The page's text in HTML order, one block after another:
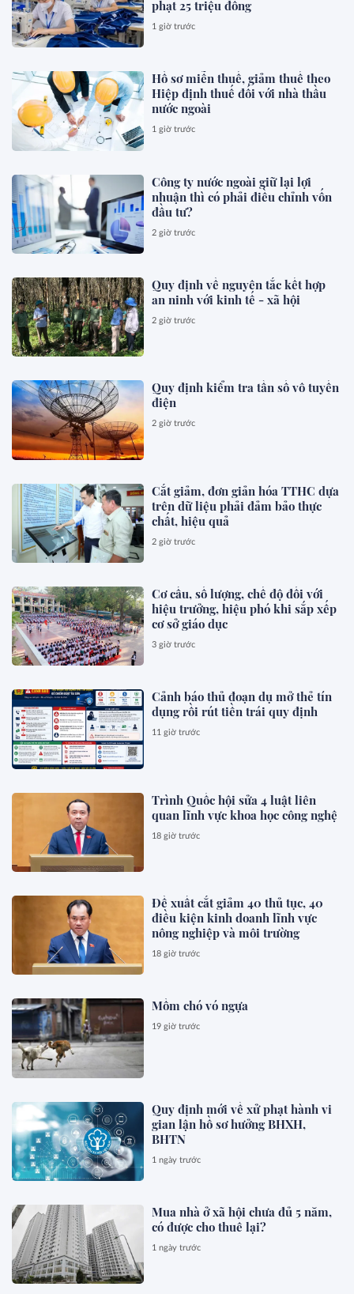
phạt 25 triệu đồng
1 giờ trước
Hồ sơ miễn thuế, giảm thuế theo
Hiệp định thuế đối với nhà thầu
nước ngoài
1 giờ trước
Công ty nước ngoài giữ lại lợi
nhuận thì có phải điều chỉnh vốn
đầu tư?
2 giờ trước
Quy định về nguyên tắc kết hợp
an ninh với kinh tế - xã hội
2 giờ trước
Quy định kiểm tra tần số vô tuyến
điện
2 giờ trước
Cắt giảm, đơn giản hóa TTHC dựa
trên dữ liệu phải đảm bảo thực
chất, hiệu quả
2 giờ trước
Cơ cấu, số lượng, chế độ đối với
hiệu trưởng, hiệu phó khi sắp xếp
cơ sở giáo dục
3 giờ trước
Cảnh báo thủ đoạn dụ mở thẻ tín
dụng rồi rút tiền trái quy định
11 giờ trước
Trình Quốc hội sửa 4 luật liên
quan lĩnh vực khoa học công nghệ
18 giờ trước
Đề xuất cắt giảm 40 thủ tục, 40
điều kiện kinh doanh lĩnh vực
nông nghiệp và môi trường
18 giờ trước
Mồm chó vó ngựa
19 giờ trước
Quy định mới về xử phạt hành vi
gian lận hồ sơ hưởng BHXH,
BHTN
1 ngày trước
Mua nhà ở xã hội chưa đủ 5 năm,
có được cho thuê lại?
1 ngày trước